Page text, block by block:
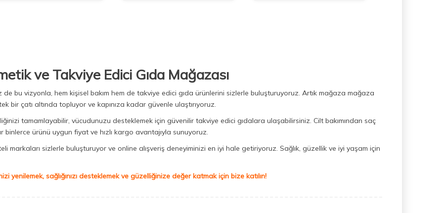
ve Takviye Edici Gıda Mağazası
de bu vizyonla, hem kişisel bakım hem de takviye edici gıda ürünlerini sizlerle buluşturuyoruz. Artık mağaza mağaza
bir çatı altında topluyor ve kapınıza kadar güvenle ulaştırıyoruz.
tamamlayabilir, vücudunuzu desteklemek için güvenilir takviye edici gıdalara ulaşabilirsiniz. Cilt bakımından saç
binlerce ürünü uygun fiyat ve hızlı kargo avantajıyla sunuyoruz.
markaları sizlerle buluşturuyor ve online alışveriş deneyiminizi en iyi hale getiriyoruz. Sağlık, güzellik ve iyi yaşam için
yenilemek, sağlığınızı desteklemek ve güzelliğinize değer katmak için bize katılın!